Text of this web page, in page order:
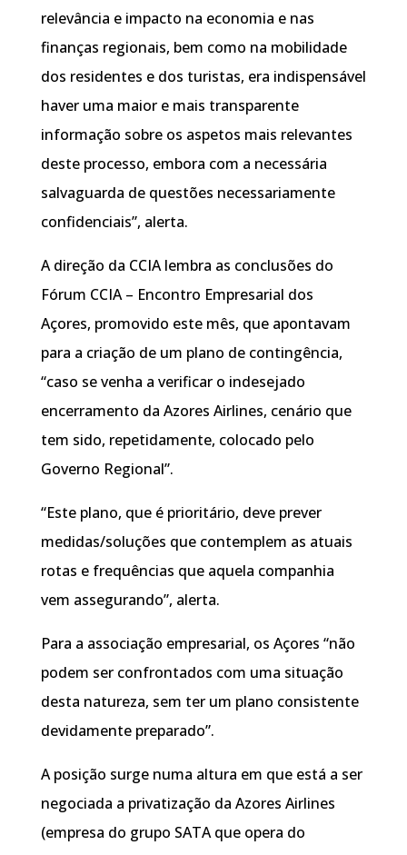
relevância e impacto na economia e nas
finanças regionais, bem como na mobilidade
dos residentes e dos turistas, era indispensável
haver uma maior e mais transparente
informação sobre os aspetos mais relevantes
deste processo, embora com a necessária
salvaguarda de questões necessariamente
confidenciais”, alerta.
A direção da CCIA lembra as conclusões do
Fórum CCIA – Encontro Empresarial dos
Açores, promovido este mês, que apontavam
para a criação de um plano de contingência,
“caso se venha a verificar o indesejado
encerramento da Azores Airlines, cenário que
tem sido, repetidamente, colocado pelo
Governo Regional”.
“Este plano, que é prioritário, deve prever
medidas/soluções que contemplem as atuais
rotas e frequências que aquela companhia
vem assegurando”, alerta.
Para a associação empresarial, os Açores “não
podem ser confrontados com uma situação
desta natureza, sem ter um plano consistente
devidamente preparado”.
A posição surge numa altura em que está a ser
negociada a privatização da Azores Airlines
(empresa do grupo SATA que opera do